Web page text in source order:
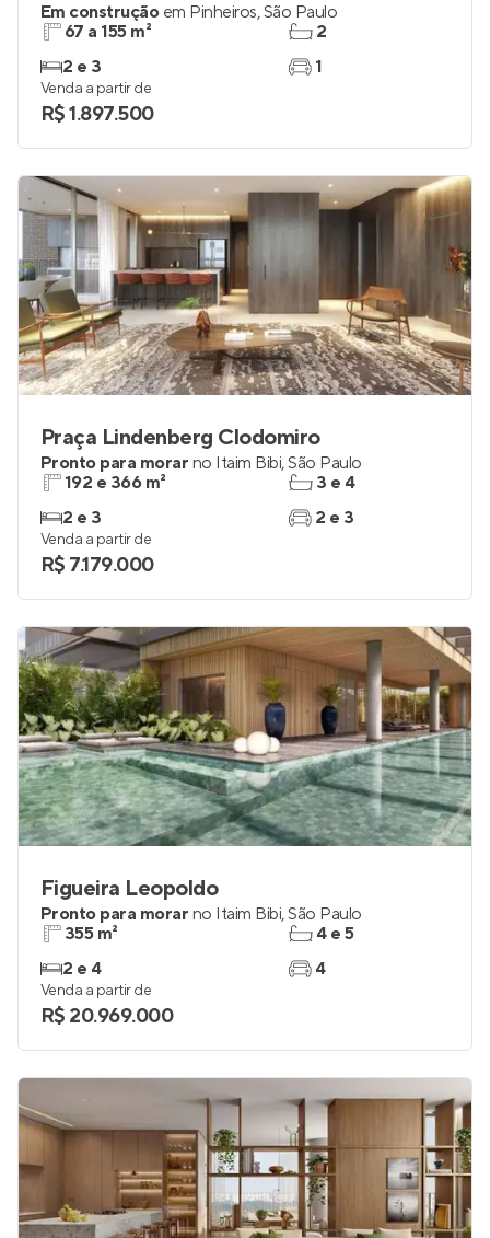
Em construção em Pinheiros,São Paulo
67 a 155 m²
2 e 3
2
1
Venda a partir de
R$ 1.897.500
Praça Lindenberg Clodomiro
Pronto para morar no Itaim Bibi,São Paulo
192 e 366 m²
2 e 3
3 e 4
2 e 3
Venda a partir de
R$ 7.179.000
Figueira Leopoldo
Pronto para morar no Itaim Bibi,São Paulo
355 m²
2 e 4
4 e 5
4
Venda a partir de
R$ 20.969.000